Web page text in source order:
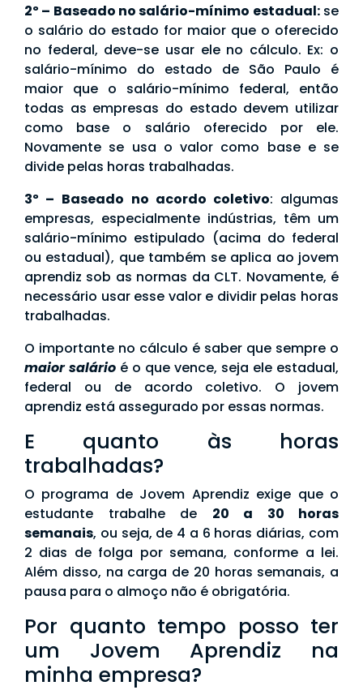
2º – Baseado no salário-mínimo estadual:se
o salário do estado for maior que o oferecido
no federal, deve-se usar ele no cálculo. Ex: o
salário-mínimo do estado de São Paulo é
maior que o salário-mínimo federal, então
todas as empresas do estado devem utilizar
como base o salário oferecido por ele.
Novamente se usa o valor como base e se
divide pelas horas trabalhadas.
3º – Baseado no acordo coletivo: algumas
empresas, especialmente indústrias, têm um
salário-mínimo estipulado (acima do federal
ou estadual), que também se aplica ao jovem
aprendiz sob as normas da CLT. Novamente, é
necessário usar esse valor e dividir pelas horas
trabalhadas.
O importante no cálculo é saber que sempre o
maior salário é o que vence, seja ele estadual,
federal ou de acordo coletivo. O jovem
aprendiz está assegurado por essas normas.
E quanto às horas
trabalhadas?
O programa de Jovem Aprendiz exige que o
estudante trabalhe de 20 a 30 horas
semanais, ou seja, de 4 a 6 horas diárias, com
2 dias de folga por semana, conforme a lei.
Além disso, na carga de 20 horas semanais, a
pausa para o almoço não é obrigatória.
Por quanto tempo posso ter
um Jovem Aprendiz na
minha empresa?